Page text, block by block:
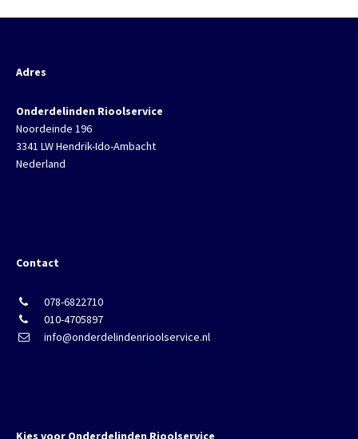
Adres
Onderdelinden Rioolservice
Noordeinde 196
3341 LW Hendrik-Ido-Ambacht
Nederland
Contact
078-6822710
010-4705897
info@onderdelindenrioolservice.nl
Kies voor Onderdelinden Rioolservice